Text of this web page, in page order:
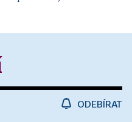
ODEBÍRAT